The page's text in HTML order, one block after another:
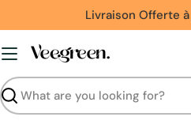
to
content
Livraison Offerte
Search